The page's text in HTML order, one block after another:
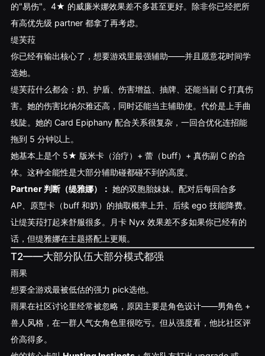
的"易伤"。4★ 的威廉米娜效果差不多甚至更好。除非你已经把所
有高优先级 partner 都拿了再考虑。
缇芙菈
你已经有输出核心了，想要游戏里最强辅助——并且愿意花时间学
选她。
缇芙菈什么都会：奶、护盾、伤害增益、抽牌、还能当副 C 打真伤
害。她的伤害比纳尔雅还高，同时还能当主辅助使。代价是上手曲
线陡。她的 Card Epiphany 配合关系很复杂，一回合优化连招能
拖到 5 分钟以上。
她基本上是个 5★ 版米卡（治疗）+ 蕾（buff）+ 真伤副 C 的合
体。这种全能性是大部分辅助碰都碰不到的高度。
Partner 判断（缇雅娜）： 她的双胞胎妹妹。配对后每回合多
AP、原型卡（buff 和奶）的抽取概率上升、后续 ego 技能降费。
让缇芙菈打起来舒服很多。月卡 Nyx 效果差不多如果你已经有的
话，但缇雅娜在主题搭配上更顺。
T2——大部分队伍大部分模式都强
雨果
想要全游戏最被低估的强力 pick选他。
雨果在社区讨论里经常被忽略，原因主要是角色设计——男角色 +
兽人风格，在一群人气女角色里很吃亏。但从强度看，他比社区评
价高得多。